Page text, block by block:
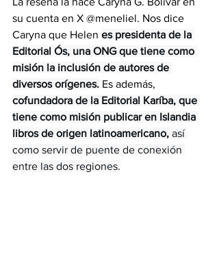
su cuenta en X @meneliel. Nos dice
Caryna que Helen es presidenta de la
Editorial Ós, una ONG que tiene como
misión la inclusión de autores de
diversos orígenes. Es además,
cofundadora de la Editorial Karíba, que
tiene como misión publicar en Islandia
libros de origen latinoamericano, así
como servir de puente de conexión
entre las dos regiones.